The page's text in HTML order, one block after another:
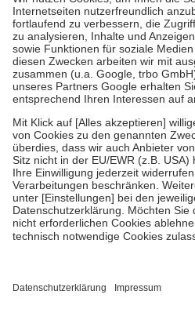
Kosten der Leistung zu entrichten.
Diese Regeln gelten grundsätzlich
Bei Heilmitteln und häuslicher
Zuzahlung zehn Prozent der Kosten
Verordnung.
Um das Engagement der
stärken und die besondere Stellung
fallenkeine Zuzahlungenan bei:
• Kindern und Jugendlichen bis zum
mit Ausnahme der Fahrkosten
• Untersuchungen zur Vorsorge und
GKV getragen werden
• empfohlenen Schutzimpfungen
• Harn- und Blutteststreifen
getroffen, um sicherzustellen, dass es